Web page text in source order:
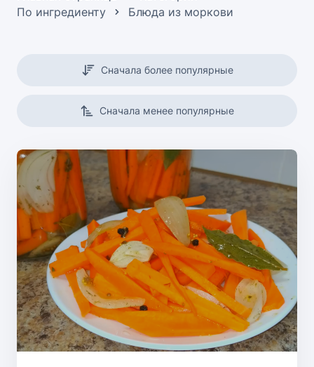
По ингредиенту
Блюда из моркови
Сначала более популярные
Сначала менее популярные